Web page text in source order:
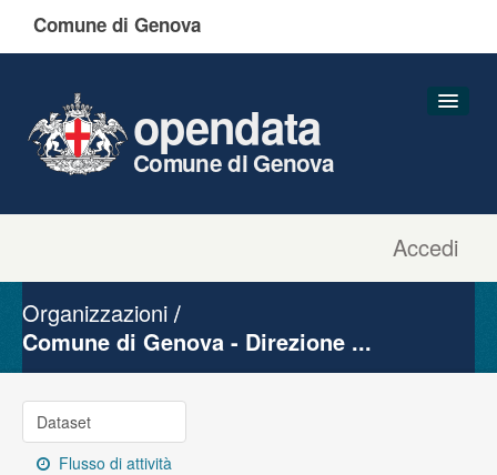
Comune di Genova
Accedi
opendata
Comune di Genova
Gruppi
Organizzazioni
Comune di Genova - Direzione ...
Dataset
Flusso di attività